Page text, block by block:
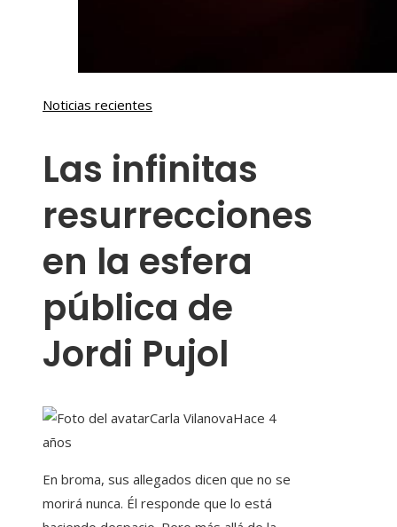
Noticias recientes
Las infinitas
resurrecciones
en la esfera
pública de
Jordi Pujol
Carla VilanovaHace 4
años
En broma, sus allegados dicen que no se
morirá nunca. Él responde que lo está